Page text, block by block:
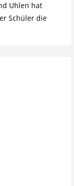
Uhlen hat
Schüler die